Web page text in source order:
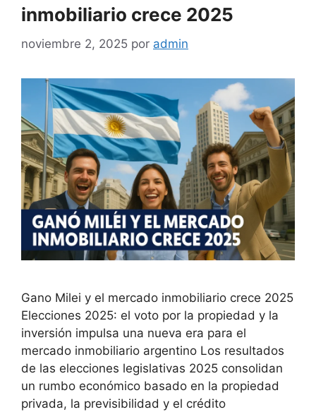
inmobiliario crece 2025
noviembre 2, 2025 por admin
Gano Milei y el mercado inmobiliario crece 2025
Elecciones 2025: el voto por la propiedad y la
inversión impulsa una nueva era para el
mercado inmobiliario argentino Los resultados
de las elecciones legislativas 2025 consolidan
un rumbo económico basado en la propiedad
privada, la previsibilidad y el crédito